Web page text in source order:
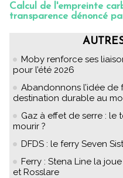
Calcul de l'empreinte
transparence dénoncé
Moby renforce ses
pour l’été 2026
Abandonnons l’idée de
destination durable au
Gaz à effet de serre : le
mourir ?
DFDS : le ferry Seven
Ferry : Stena Line la
et Rosslare